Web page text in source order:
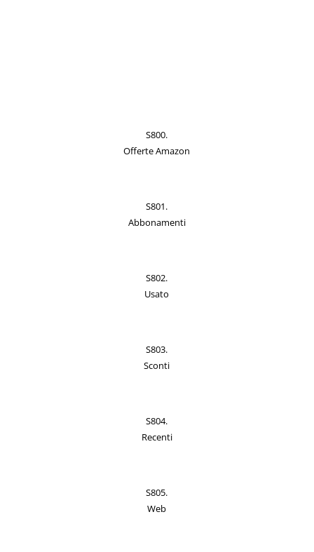
S800.
Offerte Amazon
S801.
Abbonamenti
S802.
Usato
S803.
Sconti
S804.
Recenti
S805.
Web